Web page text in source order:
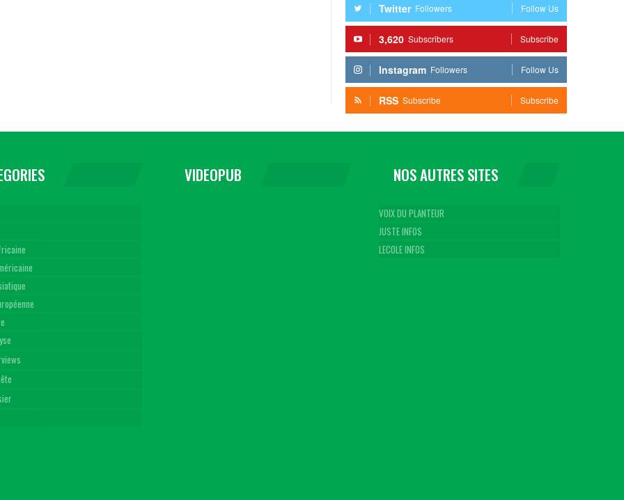
Twitter Followers Follow Us
3,620 Subscribers Subscribe
Instagram Followers Follow Us
RSS Subscribe Subscribe
VIDEOPUB NOS AUTRES SITES
VOIX DU PLANTEUR
JUSTE INFOS
LECOLE INFOS